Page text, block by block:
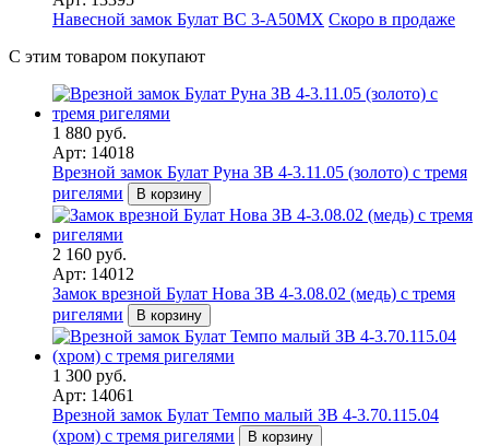
Навесной замок Булат ВС 3-А50МХ Скоро в продаже
С этим товаром покупают
1 880 руб.
Арт: 14018
Врезной замок Булат Руна ЗВ 4-3.11.05 (золото) с тремя
ригелями
В корзину
2 160 руб.
Арт: 14012
Замок врезной Булат Нова ЗВ 4-3.08.02 (медь) с тремя
ригелями
В корзину
1 300 руб.
Арт: 14061
Врезной замок Булат Темпо малый ЗВ 4-3.70.115.04
(хром) с тремя ригелями
В корзину